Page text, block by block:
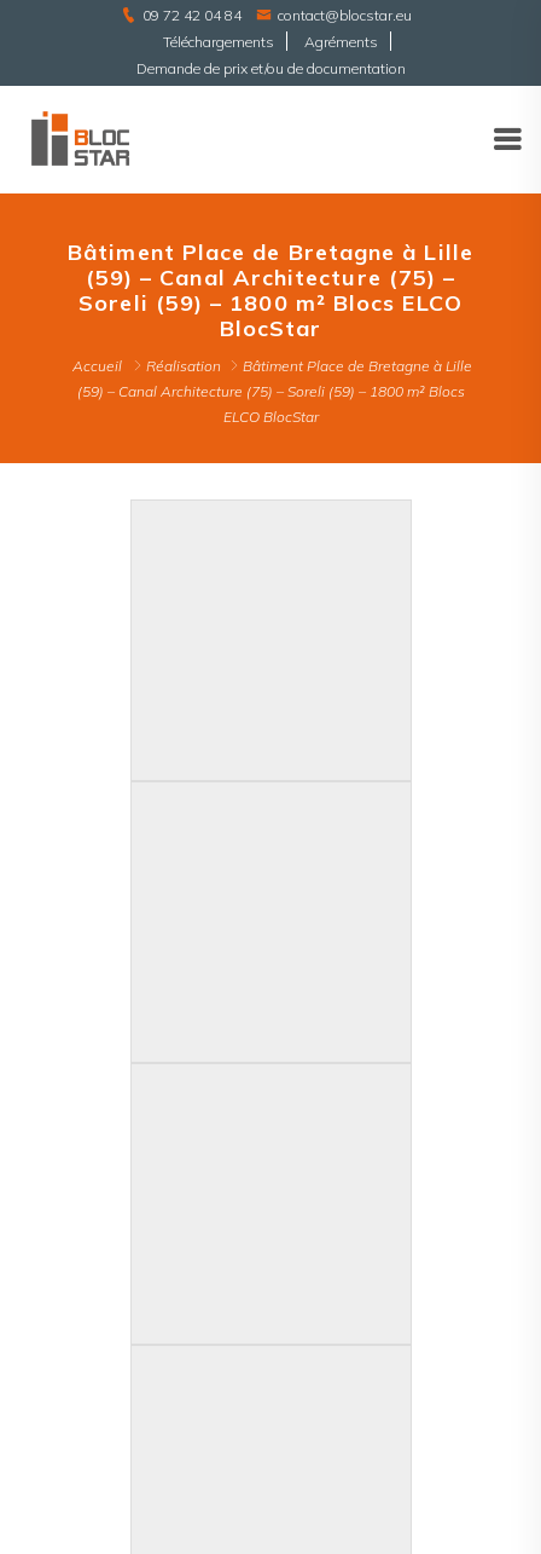
09 72 42 04 84
contact@blocstar.eu
Téléchargements
Agréments
Demande de prix et/ou de documentation
Bâtiment Place de Bretagne à Lille
(59) – Canal Architecture (75) –
Soreli (59) – 1800 m² Blocs ELCO
BlocStar
Accueil Réalisation
Bâtiment Place de Bretagne à Lille
(59) – Canal Architecture (75) – Soreli (59) – 1800 m² Blocs
ELCO BlocStar